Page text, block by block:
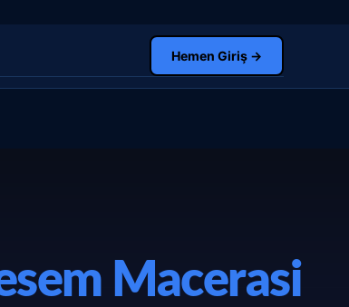
Hemen Giriş →
Macerasi